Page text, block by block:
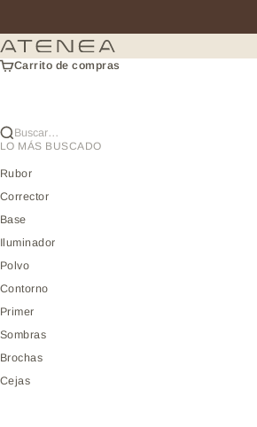
Atenea profesional
Carrito de compras
Buscar…
LO MÁS BUSCADO
Rubor
Corrector
Base
Iluminador
Polvo
Contorno
Primer
Sombras
Brochas
Cejas